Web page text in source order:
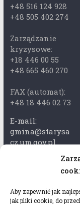
Aby zapewnić jak
jak pliki cookie, do
+48 516 124 928
+48 505 402 274
Zarządzanie
kryzysowe:
+18 446 00 55
+48 665 460 270
FAX (automat):
+48 18 446 02 73
E-mail:
gmina@starysa
cz.um.gov.pl
Adres skrzynki
rytka